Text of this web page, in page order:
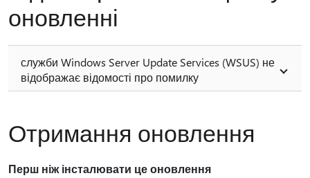
оновленні
служби Windows Server Update Services (WSUS) не
відображає відомості про помилку
Отримання оновлення
Перш ніж інсталювати це оновлення